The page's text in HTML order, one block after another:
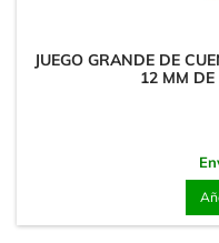
JUEGO GRANDE DE
12 MM